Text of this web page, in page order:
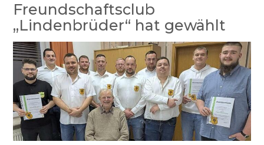
Freundschaftsclub
„Lindenbrüder“ hat gewählt